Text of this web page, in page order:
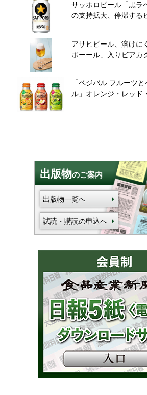
サッポロビール「黒
の支持拡大、停滞する
アサヒビール、溶けに
ボーール」入りビアカ
「ベジバル フルーツ
ル」オレンジ・レッド
出版物のご案内
出版物一覧へ
試読・購読の申込へ